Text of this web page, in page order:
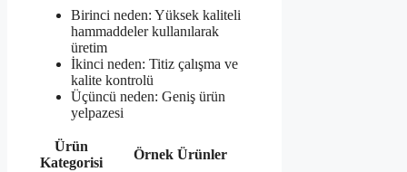
Birinci neden: Yüksek kaliteli
hammaddeler kullanılarak
üretim
İkinci neden: Titiz çalışma ve
kalite kontrolü
Üçüncü neden: Geniş ürün
yelpazesi
Ürün
Kategorisi
Örnek Ürünler